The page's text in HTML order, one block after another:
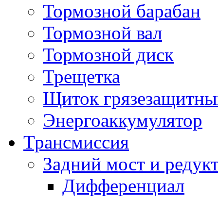
Тормозной барабан
Тормозной вал
Тормозной диск
Трещетка
Щиток
Энергоаккумулятор
Трансмиссия
Задний мост и
Дифференциал